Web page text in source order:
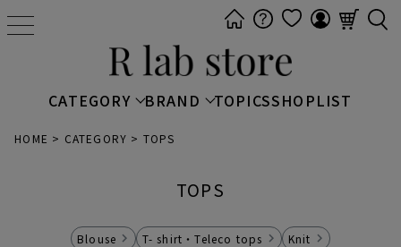
t
e
CATEGORY BRAND TOPICSSHOPLIST
HOME CATEGORY TOPS
TOPS
Blouse T- shirt・Teleco tops Knit